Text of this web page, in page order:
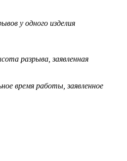
у одного изделия
разрыва, заявленная
время работы, заявленное